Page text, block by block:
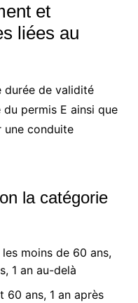
et
liées au
durée de validité
permis E ainsi que
une conduite
la catégorie
moins de 60 ans,
1 an au-delà
60 ans, 1 an après